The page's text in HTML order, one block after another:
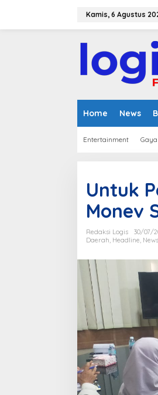
Kamis, 6 Agustus
Home News
Entertainment
Untuk
Monev
Redaksi Logis
30/07/
Daerah, Headline, News